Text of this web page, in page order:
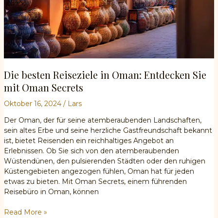
Die besten Reiseziele in Oman: Entdecken Sie
mit Oman Secrets
Oktober 16, 2024 / Lars
Der Oman, der für seine atemberaubenden Landschaften,
sein altes Erbe und seine herzliche Gastfreundschaft bekannt
ist, bietet Reisenden ein reichhaltiges Angebot an
Erlebnissen. Ob Sie sich von den atemberaubenden
Wüstendünen, den pulsierenden Städten oder den ruhigen
Küstengebieten angezogen fühlen, Oman hat für jeden
etwas zu bieten. Mit Oman Secrets, einem führenden
Reisebüro in Oman, können
Die
Read More »